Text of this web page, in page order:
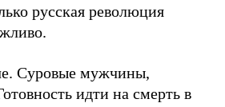
русская революция
Суровые мужчины,
идти на смерть в